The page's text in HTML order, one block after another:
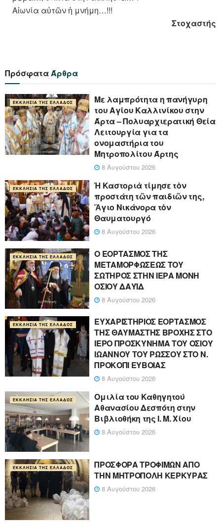
Αἰωνία αὐτῶν ἡ μνήμη…!!!
Στοχαστής
ΠρόσφαταΆρθρα
ΕΚΚΛΗΣΊΑ ΤΗΣ ΕΛΛΆΔΟΣ
Με λαμπρότητα η πανήγυρη
του Αγίου Καλλινίκου στην
Άρτα – Πολυαρχιερατική Θεία
Λειτουργία για τα
ονομαστήρια του
Μητροπολίτου Άρτης
8 Αυγούστου 2026
ΕΚΚΛΗΣΊΑ ΤΗΣ ΕΛΛΆΔΟΣ
Ἡ Καστοριὰ τίμησε τὸν
προστάτη τῶν παιδιῶν της,
Ἅγιο Νικάνορα τὸν
Θαυματουργό
8 Αυγούστου 2026
ΕΚΚΛΗΣΊΑ ΤΗΣ ΕΛΛΆΔΟΣ
Ο ΕΟΡΤΑΣΜΟΣ ΤΗΣ
ΜΕΤΑΜΟΡΦΩΣΕΩΣ ΤΟΥ
ΣΩΤΗΡΟΣ ΣΤΗΝ ΙΕΡΑ ΜΟΝΗ
ΟΣΙΟΥ ΔΑΥΪΔ
8 Αυγούστου 2026
ΕΚΚΛΗΣΊΑ ΤΗΣ ΕΛΛΆΔΟΣ
ΕΥΧΑΡΙΣΤΗΡΙΟΣ ΕΟΡΤΑΣΜΟΣ
ΤΗΣ ΘΑΥΜΑΣΤΗΣ ΒΡΟΧΗΣ ΣΤΟ
ΙΕΡΟ ΠΡΟΣΚΥΝΗΜΑ ΤΟΥ ΟΣΙΟΥ
ΙΩΑΝΝΟΥ ΤΟΥ ΡΩΣΣΟΥ ΣΤΟ Ν.
ΠΡΟΚΟΠΙ ΕΥΒΟΙΑΣ
8 Αυγούστου 2026
ΕΚΚΛΗΣΊΑ ΤΗΣ ΕΛΛΆΔΟΣ
Ομιλία του Καθηγητού
Αθανασίου Δεσπότη στην
Βιβλιοθήκη της Ι. Μ. Χίου
8 Αυγούστου 2026
ΕΚΚΛΗΣΊΑ ΤΗΣ ΕΛΛΆΔΟΣ
ΠΡΟΣΦΟΡΑ ΤΡΟΦΙΜΩΝ ΑΠΟ
ΤΗΝ ΜΗΤΡΟΠΟΛΗ ΚΕΡΚΥΡΑΣ
8 Αυγούστου 2026